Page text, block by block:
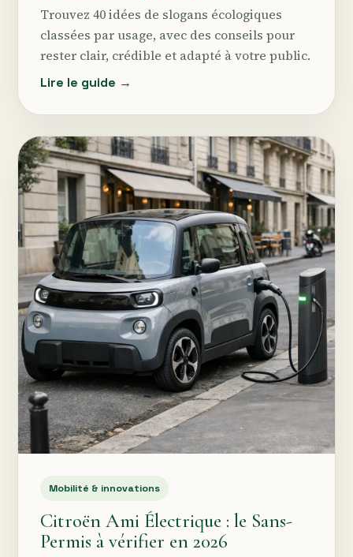
Trouvez 40 idées de slogans écologiques
classées par usage, avec des conseils pour
rester clair, crédible et adapté à votre public.
Lire le guide →
Mobilité & innovations
Citroën Ami Électrique : le Sans-
Permis à vérifier en 2026